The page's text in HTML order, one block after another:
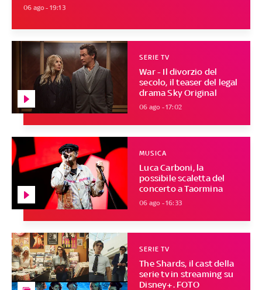
06 ago - 19:13
War - Il divorzio del
secolo, il teaser del legal
drama Sky Original
SERIE TV
06 ago - 17:02
Luca Carboni, la
possibile scaletta del
concerto a Taormina
MUSICA
06 ago - 16:33
The Shards, il cast della
serie tv in streaming su
Disney+. FOTO
SERIE TV